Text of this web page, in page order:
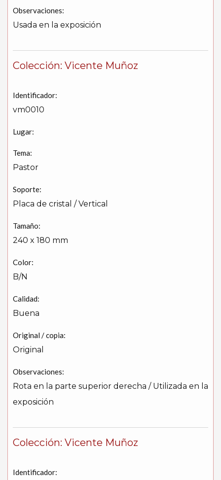
Observaciones:
Usada en la exposición
Colección: Vicente Muñoz
Identificador:
vm0010
Lugar:
Tema:
Pastor
Soporte:
Placa de cristal / Vertical
Tamaño:
240 x 180 mm
Color:
B/N
Calidad:
Buena
Original / copia:
Original
Observaciones:
Rota en la parte superior derecha / Utilizada en la
exposición
Colección: Vicente Muñoz
Identificador: